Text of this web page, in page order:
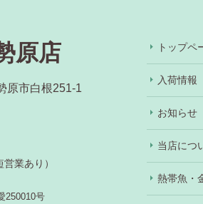
原店
原市白根251-1
営業あり）
号
トップペ
入荷情報
お知らせ
当店につ
熱帯魚・